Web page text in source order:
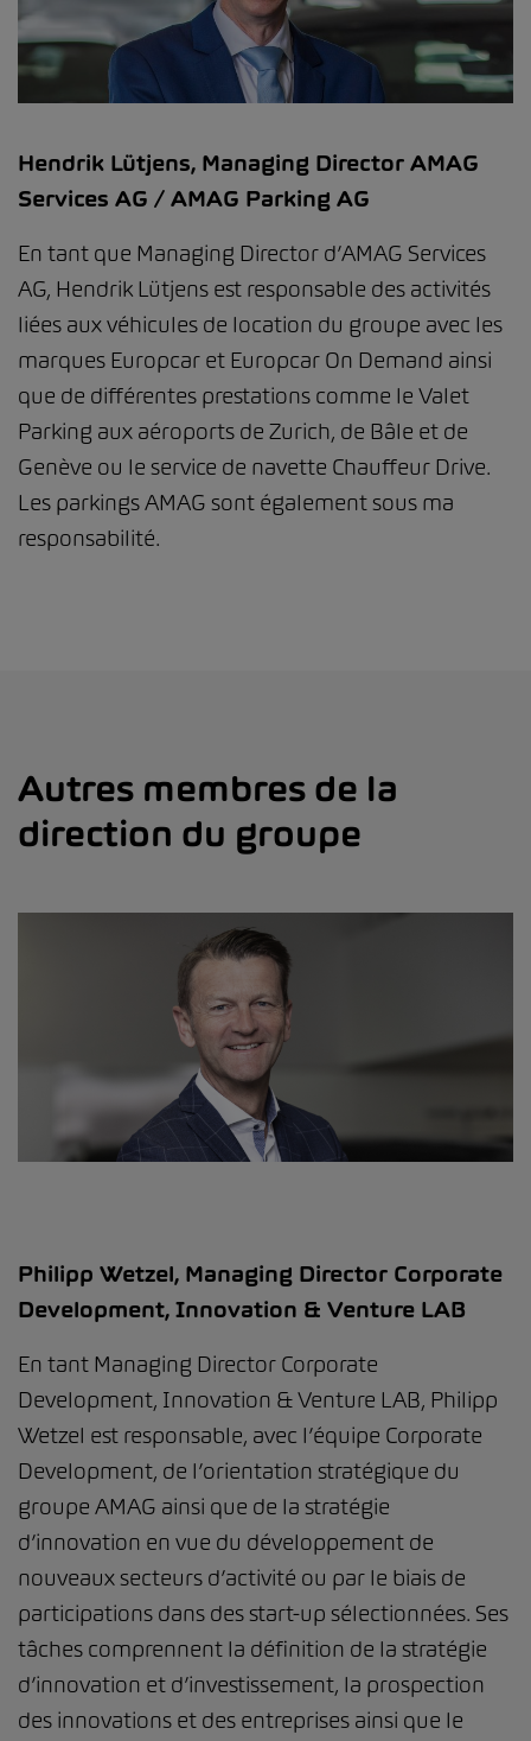
Hendrik Lütjens, Managing Director AMAG
Services AG / AMAG Parking AG
En tant que Managing Director d’AMAG Services
AG, Hendrik Lütjens est responsable des activités
liées aux véhicules de location du groupe avec les
marques Europcar et Europcar On Demand ainsi
que de différentes prestations comme le Valet
Parking aux aéroports de Zurich, de Bâle et de
Genève ou le service de navette Chauffeur Drive.
Les parkings AMAG sont également sous ma
responsabilité.
Autres membres de la
direction du groupe
Philipp Wetzel, Managing Director Corporate
Development, Innovation & Venture LAB
En tant Managing Director Corporate
Development, Innovation & Venture LAB, Philipp
Wetzel est responsable, avec l’équipe Corporate
Development, de l’orientation stratégique du
groupe AMAG ainsi que de la stratégie
d’innovation en vue du développement de
nouveaux secteurs d’activité ou par le biais de
participations dans des start-up sélectionnées. Ses
tâches comprennent la définition de la stratégie
d’innovation et d’investissement, la prospection
des innovations et des entreprises ainsi que le